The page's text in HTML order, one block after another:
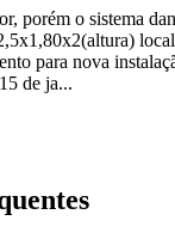
porém o sistema
para nova
de ja...